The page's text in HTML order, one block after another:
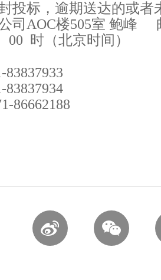
投标，逾期送达的或者
司AOC楼505室 鲍峰
00 时（北京时间）
86662188